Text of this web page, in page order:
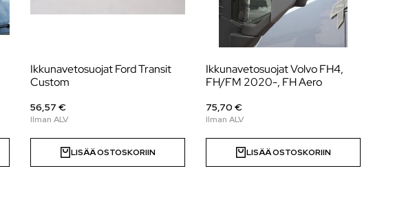
Ikkunavetosuojat Ford Transit
Custom
56,57 €
LISÄÄ OSTOSKORIIN
Ikkunavetosuojat Volvo FH4,
FH/FM 2020-, FH Aero
75,70 €
LISÄÄ OSTOSKORIIN